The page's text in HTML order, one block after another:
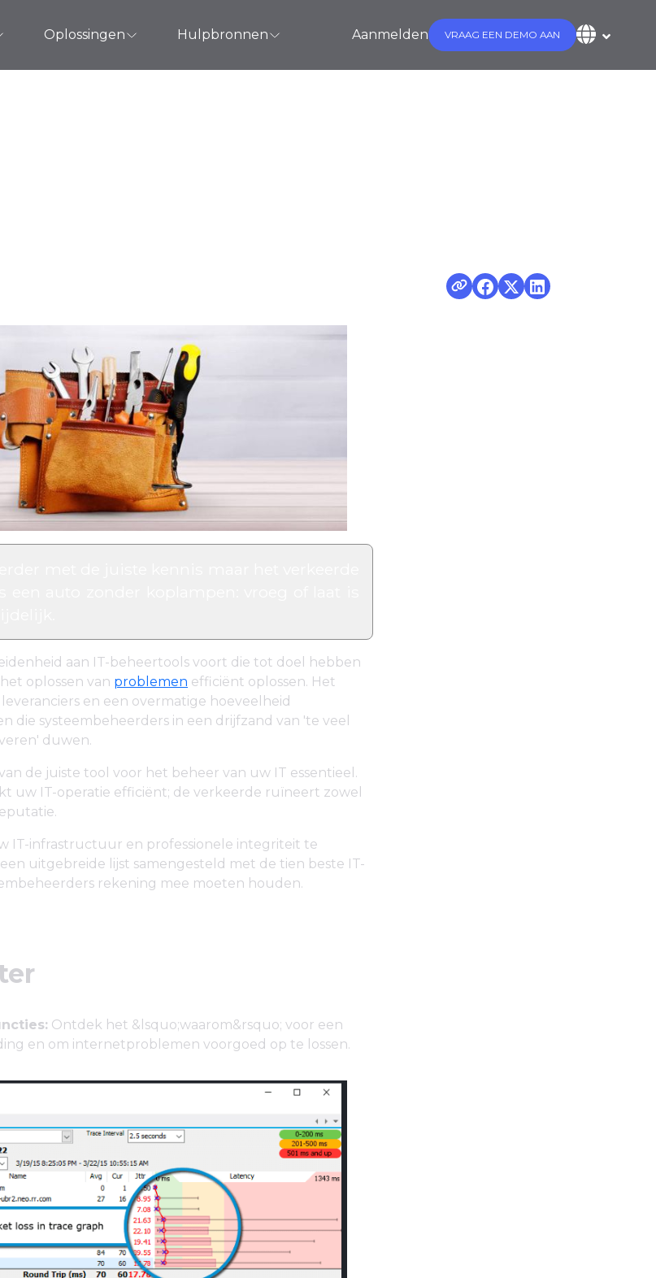
Oplossingen Hulpbronnen Aanmelden VRAAG EEN DEMO AAN
aan IT-beheertools voort die tot doel hebben
oplossen van problemen efficiënt oplossen. Het
en een overmatige hoeveelheid
die systeembeheerders in een drijfzand van 'te veel
duwen.
de juiste tool voor het beheer van uw IT essentieel.
uw IT-operatie efficiënt; de verkeerde ruïneert zowel
IT-infrastructuur en professionele integriteit te
uitgebreide lijst samengesteld met de tien beste IT-
rekening mee moeten houden.
Ontdek het &lsquo;waarom&rsquo; voor een
en om internetproblemen voorgoed op te lossen.